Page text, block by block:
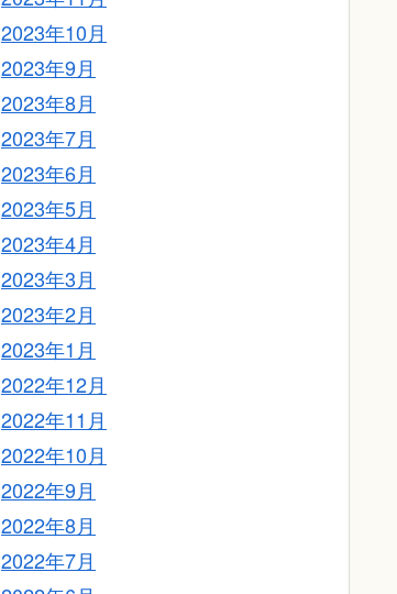
2023年10月
2023年9月
2023年8月
2023年7月
2023年6月
2023年5月
2023年4月
2023年3月
2023年2月
2023年1月
2022年12月
2022年11月
2022年10月
2022年9月
2022年8月
2022年7月